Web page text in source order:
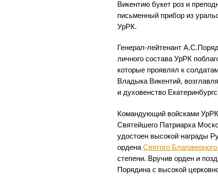
Викентию букет роз и
письменный прибор из
УрРК.
Генерал-лейтенант
личного состава УрРК
которые проявлял к
Владыка Викентий,
и духовенство
Командующий войсками
Святейшего Патриарха
удостоен высокой награды
орденаСвятого
степени. Вручив орден и
Порядина с высокой